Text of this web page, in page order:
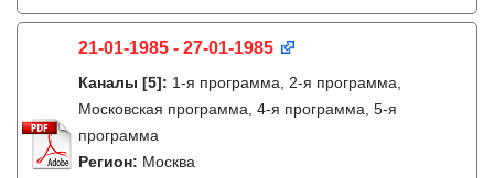
21-01-1985 - 27-01-1985
Каналы [5]: 1-я программа, 2-я программа,
Московская программа, 4-я программа, 5-я
программа
Регион: Москва